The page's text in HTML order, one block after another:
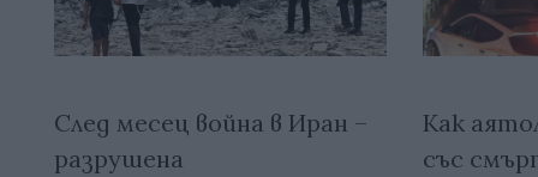
След месец война в Иран –
разрушена
Как
със